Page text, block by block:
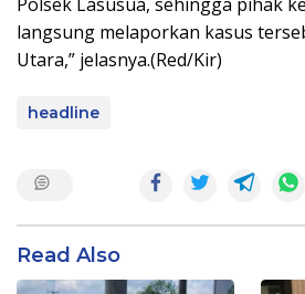
langsung melaporkan kasus
Utara,” jelasnya.(Red/Kir)
headline
Read Also